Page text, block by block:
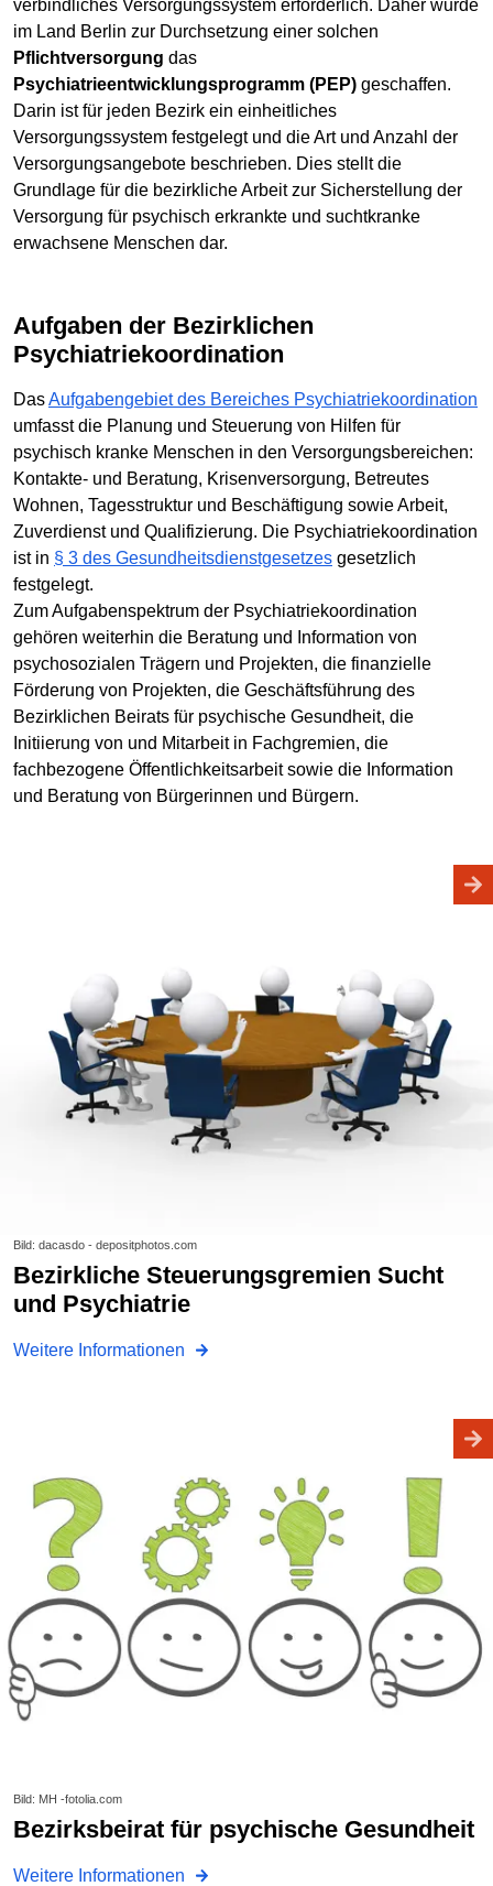
verbindliches Versorgungssystem erforderlich. Daher wurde
im Land Berlin zur Durchsetzung einer solchen
Pflichtversorgung das
Psychiatrieentwicklungsprogramm (PEP) geschaffen.
Darin ist für jeden Bezirk ein einheitliches
Versorgungssystem festgelegt und die Art und Anzahl der
Versorgungsangebote beschrieben. Dies stellt die
Grundlage für die bezirkliche Arbeit zur Sicherstellung der
Versorgung für psychisch erkrankte und suchtkranke
erwachsene Menschen dar.
Aufgaben der Bezirklichen
Psychiatriekoordination
DasAufgabengebiet des Bereiches Psychiatriekoordination
umfasst die Planung und Steuerung von Hilfen für
psychisch kranke Menschen in den Versorgungsbereichen:
Kontakte- und Beratung, Krisenversorgung, Betreutes
Wohnen, Tagesstruktur und Beschäftigung sowie Arbeit,
Zuverdienst und Qualifizierung. Die Psychiatriekoordination
ist in § 3 des Gesundheitsdienstgesetzes gesetzlich
festgelegt.
Zum Aufgabenspektrum der Psychiatriekoordination
gehören weiterhin die Beratung und Information von
psychosozialen Trägern und Projekten, die finanzielle
Förderung von Projekten, die Geschäftsführung des
Bezirklichen Beirats für psychische Gesundheit, die
Initiierung von und Mitarbeit in Fachgremien, die
fachbezogene Öffentlichkeitsarbeit sowie die Information
und Beratung von Bürgerinnen und Bürgern.
Bild: dacasdo - depositphotos.com
Bezirkliche Steuerungsgremien Sucht
und Psychiatrie
Weitere Informationen
Bild: MH -fotolia.com
Bezirksbeirat für psychische Gesundheit
Weitere Informationen